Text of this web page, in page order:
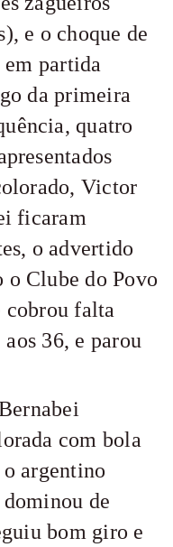
e o choque de
partida
da primeira
quatro
Victor
ficaram
o advertido
o Clube do Povo
cobrou falta
36, e parou
com bola
argentino
de
bom giro e